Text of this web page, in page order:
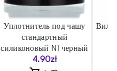
Уплотнитель под чашу
стандартный
силиконовый N1 черный
4.90zł